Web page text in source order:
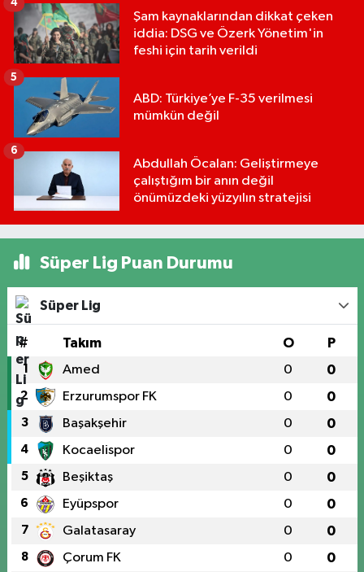
Şam kaynaklarından dikkat çeken
iddia: DSG ve Özerk Yönetim'in
feshi için tarih verildi
4
ABD: Türkiye’ye F-35 verilmesi
mümkün değil
5
Abdullah Öcalan: Geliştirmeye
çalıştığım bir anın değil
önümüzdeki yüzyılın stratejisi
6
Süper Lig Puan Durumu
Süper Lig
# Takım O P
1 Amed 0 0
2 Erzurumspor FK 0 0
3 Başakşehir 0 0
4 Kocaelispor 0 0
5 Beşiktaş 0 0
6 Eyüpspor 0 0
7 Galatasaray 0 0
8 Çorum FK 0 0